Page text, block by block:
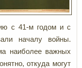
с 41-м годом и с
началу войны.
наиболее важных
откуда могут